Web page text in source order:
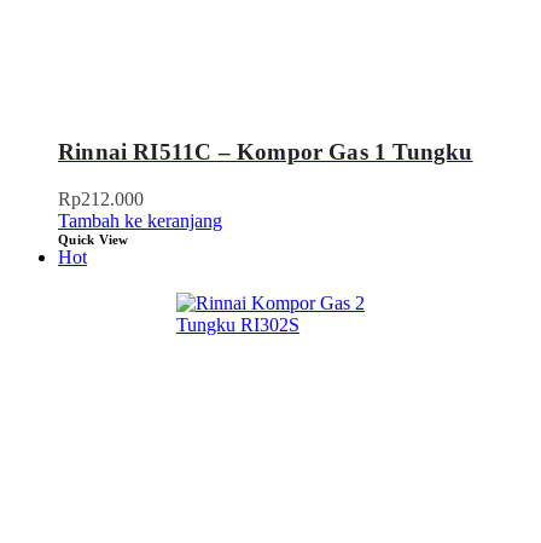
Rinnai RI511C – Kompor Gas 1 Tungku
Rp212.000
Tambah ke keranjang
Quick View
Hot